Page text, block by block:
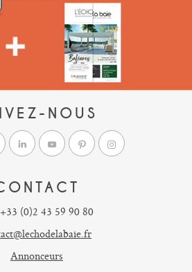
NOUS
(0)2 43 59 90 80
Annonceurs